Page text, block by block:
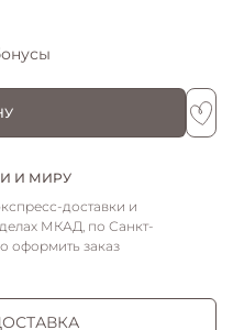
И МИРУ
доставки и
МКАД, по Санкт-
оформить заказ